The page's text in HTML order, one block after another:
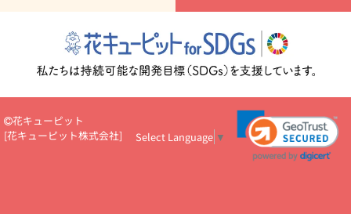
いのマナー
定年退職祝いのマナー
お祝いを贈るときのマナー・
花キューピットのお祝いコラム一覧
誕生日のお花を「色
彩心理学」で選ぶ方法
結婚祝いの予算相場
出産祝いお役立ち情
ール
新築引っ越し祝いコラム お祝い花のマナー総まとめ
職
場上司や先輩へ贈るお祝い花の正解は？
開店祝いの花 選び方ガイ
花キューピット
[花キューピット株式会社] Select Language ▼